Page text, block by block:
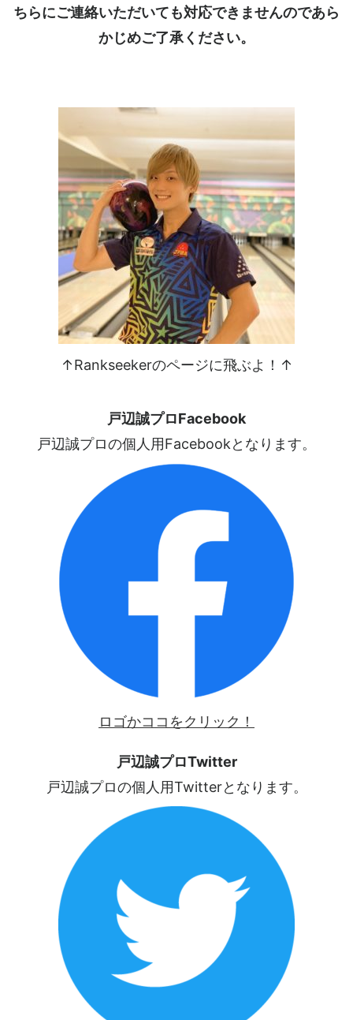
ちらにご連絡いただいても対応できませんのであら
かじめご了承ください。
↑Rankseekerのページに飛ぶよ！↑
戸辺誠プロFacebook
戸辺誠プロの個人用Facebookとなります。
ロゴかココをクリック！
戸辺誠プロTwitter
戸辺誠プロの個人用Twitterとなります。